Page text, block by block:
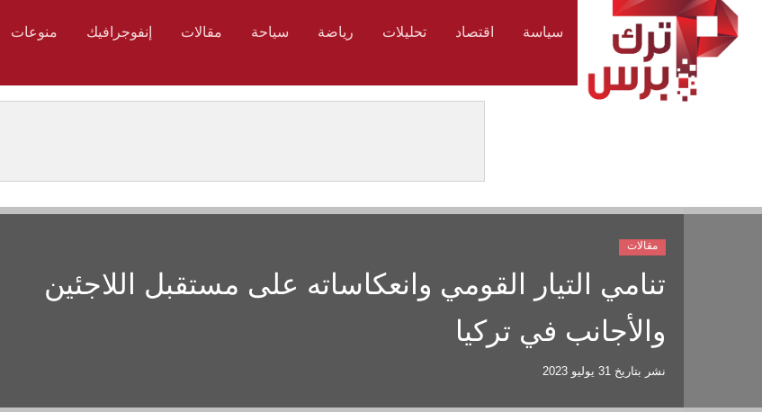
سياسة اقتصاد تحليلات رياضة سياحة مقالات إنفوجرافيك منوعات
تنامي التيار القومي وانعكاساته على مستقبل اللاجئين
والأجانب في تركيا
نشر بتاريخ 31 يوليو 2023
مقالات